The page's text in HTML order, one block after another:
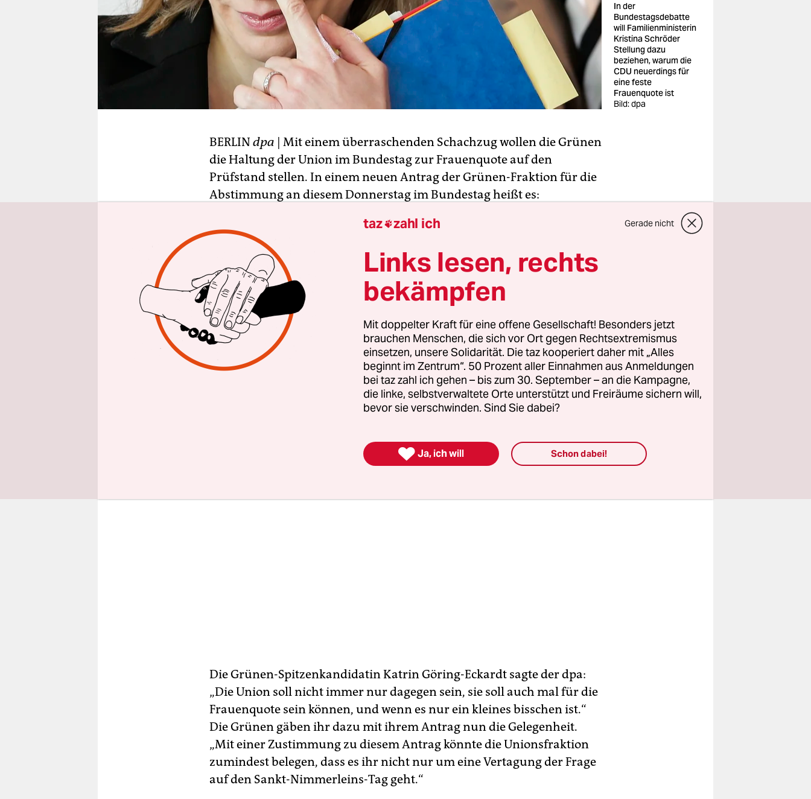
veranstaltungen
shop
fragen & hilfe
In der
Bundestagsdebatte
will Familienministerin
Kristina Schröder
Stellung dazu
beziehen, warum die
CDU neuerdings für
eine feste
Frauenquote ist
Bild: dpa
BERLIN dpa | Mit einem überraschenden Schachzug wollen die Grünen
die Haltung der Union im Bundestag zur Frauenquote auf den
Prüfstand stellen. In einem neuen Antrag der Grünen-Fraktion für die
Abstimmung an diesem Donnerstag im Bundestag heißt es:
Quote von 30 Prozent Frauenanteil vorgesehen.“ Der Antrag lag der
Deutschen Presse-Agentur
Im Plenum steht ein Gesetzentwurf des Bundesrats zur Abstimmung,
der in Aufsichtsräten börsennotierter Unternehmen die stufenweise
Einführung einer Quote von 40 Prozent ab 2023 vorsieht.
Damit
Befürworterinnen einer Quotein der Union nicht dafür stimmen,
hatte der CDU-Vorstand beschlossen, eine 30-Prozent-Quote ab 2020
ins Wahlprogramm zu schreiben. Die Verfechter einer Frauenquote in
der Unionsfraktion wollen nungegen den Gesetzentwurf des
. Wie sie sich zum Grünen-Antrag verhalten, war
Die Grünen-Spitzenkandidatin Katrin Göring-Eckardt sagte der dpa:
„Die Union soll nicht immer nur dagegen sein, sie soll auch mal für die
Frauenquote sein können, und wenn es nur ein kleines bisschen ist.“
Die Grünen gäben ihr dazu mit ihrem Antrag nun die Gelegenheit.
„Mit einer Zustimmung zu diesem Antrag könnte die Unionsfraktion
zumindest belegen, dass es ihr nicht nur um eine Vertagung der Frage
auf den Sankt-Nimmerleins-Tag geht.“
taz zahl ich Gerade nicht
Links lesen, rechts
bekämpfen
Mit doppelter Kraft für eine offene Gesellschaft! Besonders jetzt
brauchen Menschen, die sich vor Ort gegen Rechtsextremismus
einsetzen, unsere Solidarität. Die taz kooperiert daher mit „Alles
beginnt im Zentrum“. 50 Prozent aller Einnahmen aus Anmeldungen
bei taz zahl ich gehen – bis zum 30. September – an die Kampagne,
die linke, selbstverwaltete Orte unterstützt und Freiräume sichern will,
bevor sie verschwinden. Sind Sie dabei?
 Ja, ich will Schon dabei!